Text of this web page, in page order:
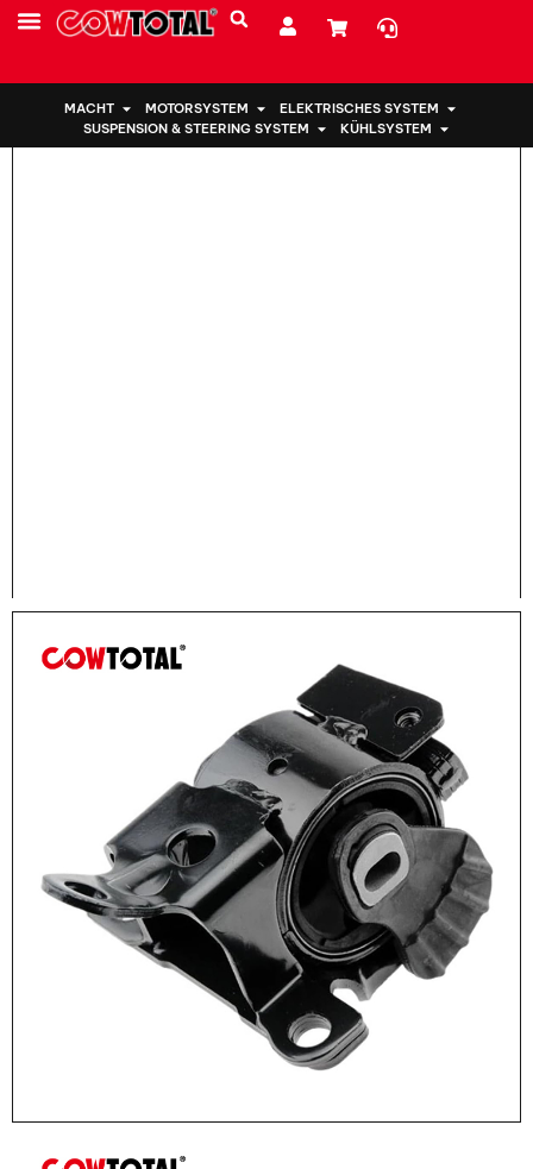
MACHT MOTORSYSTEM
ELEKTRISCHES SYSTEM
SUSPENSION & STEERING SYSTEM
KÜHLSYSTEM
Heim > Motorhalterung GHR9-39-070 für Mazda